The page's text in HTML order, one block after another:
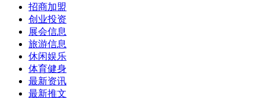
招商加盟
创业投资
展会信息
旅游信息
休闲娱乐
体育健身
最新资讯
最新推文